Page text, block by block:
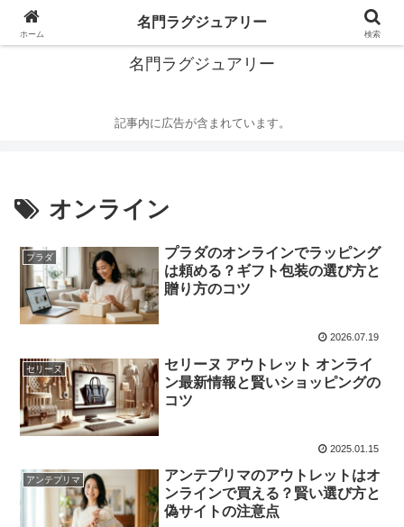
華麗なるハイブランドの世界
名門ラグジュアリー
記事内に広告が含まれています。
オンライン
プラダ
プラダのオンラインでラッピング
は頼める？ギフト包装の選び方と
贈り方のコツ
2026.07.19
セリーヌ
セリーヌ アウトレット オンライ
ン最新情報と賢いショッピングの
コツ
2025.01.15
アンテプリマ
アンテプリマのアウトレットはオ
ンラインで買える？賢い選び方と
偽サイトの注意点
ホーム
名門ラグジュアリー
検索